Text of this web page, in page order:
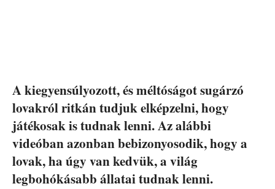
A kiegyensúlyozott, és méltóságot sugárzó
lovakról ritkán tudjuk elképzelni, hogy
játékosak is tudnak lenni. Az alábbi
videóban azonban bebizonyosodik, hogy a
lovak, ha úgy van kedvük, a világ
legbohókásabb állatai tudnak lenni.